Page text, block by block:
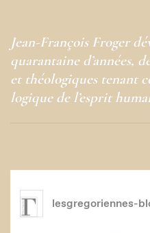
Jean-François Froger
quarantaine d’années,
et théologiques tenant
logique de l’esprit